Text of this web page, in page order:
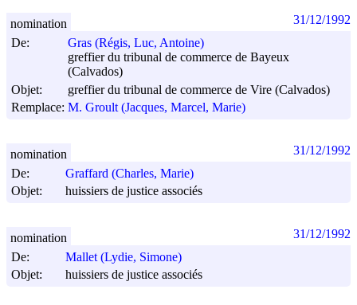
De:
Gras (Régis, Luc, Antoine)
greffier du tribunal de commerce de Bayeux
(Calvados)
Objet:
greffier du tribunal de commerce de Vire (Calvados)
Remplace: M. Groult (Jacques, Marcel, Marie)
nomination 31/12/1992
De:
Graffard (Charles, Marie)
Objet:
huissiers de justice associés
nomination 31/12/1992
De:
Mallet (Lydie, Simone)
Objet:
huissiers de justice associés
nomination 31/12/1992